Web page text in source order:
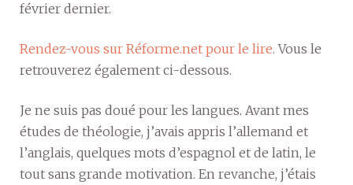
février dernier.
Rendez-vous sur Réforme.net pour le lire. Vous le
retrouverez également ci-dessous.
Je ne suis pas doué pour les langues. Avant mes
études de théologie, j’avais appris l’allemand et
l’anglais, quelques mots d’espagnol et de latin, le
tout sans grande motivation. En revanche, j’étais